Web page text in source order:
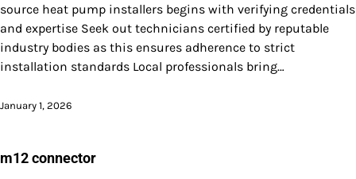
source heat pump installers begins with verifying credentials
and expertise Seek out technicians certified by reputable
industry bodies as this ensures adherence to strict
installation standards Local professionals bring…
January 1, 2026
m12 connector